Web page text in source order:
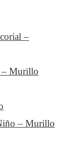
–
– Murillo
– Murillo